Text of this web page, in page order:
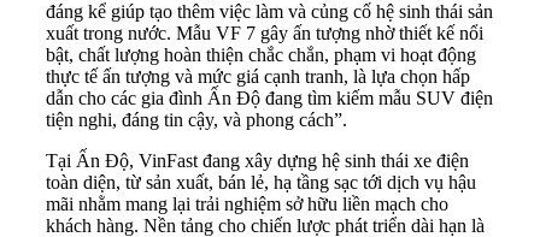
đáng kể giúp tạo thêm việc làm và củng cố hệ sinh thái sản
xuất trong nước. Mẫu VF 7 gây ấn tượng nhờ thiết kế nổi
bật, chất lượng hoàn thiện chắc chắn, phạm vi hoạt động
thực tế ấn tượng và mức giá cạnh tranh, là lựa chọn hấp
dẫn cho các gia đình Ấn Độ đang tìm kiếm mẫu SUV điện
tiện nghi, đáng tin cậy, và phong cách”.
Tại Ấn Độ, VinFast đang xây dựng hệ sinh thái xe điện
toàn diện, từ sản xuất, bán lẻ, hạ tầng sạc tới dịch vụ hậu
mãi nhằm mang lại trải nghiệm sở hữu liền mạch cho
khách hàng. Nền tảng cho chiến lược phát triển dài hạn là